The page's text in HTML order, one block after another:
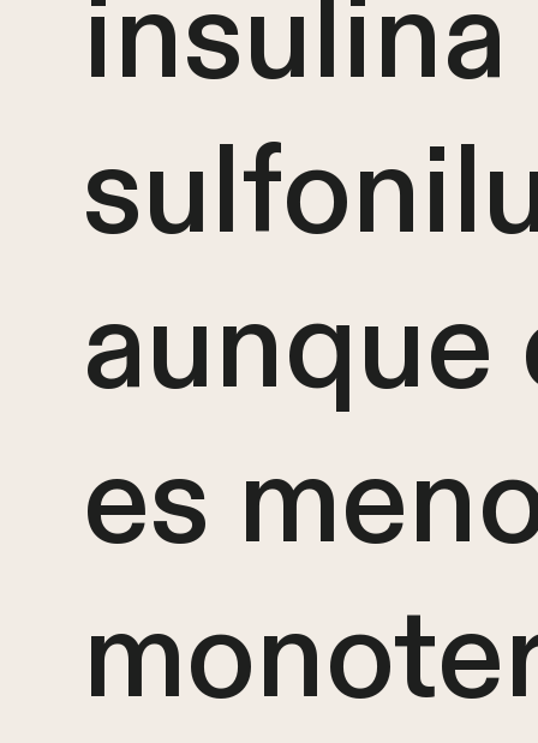
insulina
aunque
es